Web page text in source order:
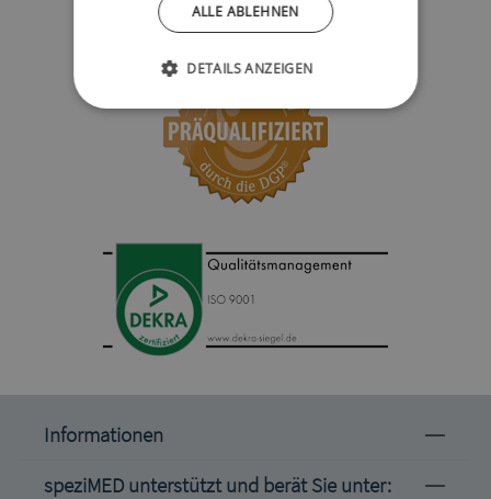
Informationen
speziMED unterstützt und berät Sie unter:
ALLE ABLEHNEN
DETAILS ANZEIGEN